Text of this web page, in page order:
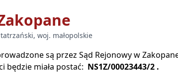
tatrzański, woj. małopolskie
są przez Sąd Rejonowy w
będzie miała postać: NS1Z/00023443/2 .